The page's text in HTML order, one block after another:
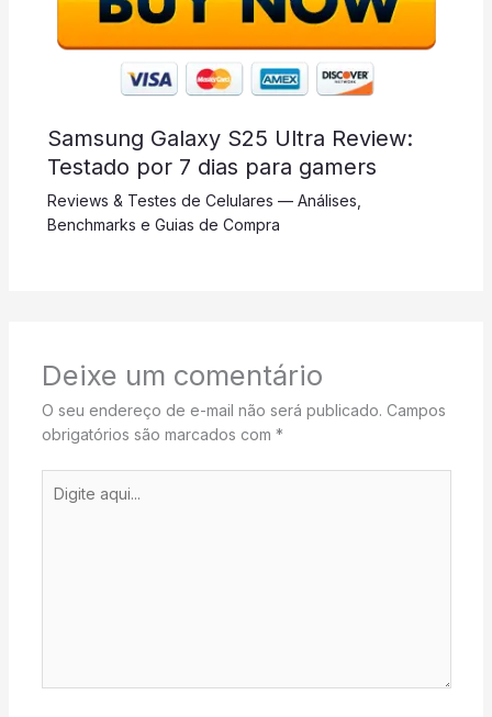
Samsung Galaxy S25 Ultra Review:
Testado por 7 dias para gamers
Reviews & Testes de Celulares — Análises,
Benchmarks e Guias de Compra
Deixe um comentário
O seu endereço de e-mail não será publicado. Campos
obrigatórios são marcados com *
aqui...